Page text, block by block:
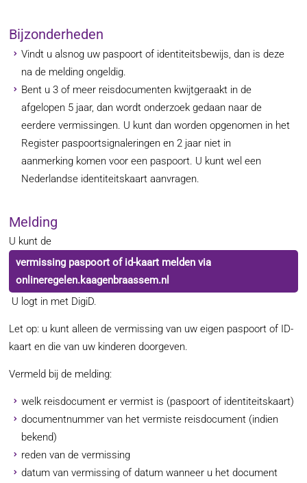
Bijzonderheden
Vindt u alsnog uw paspoort of identiteitsbewijs, dan is deze
na de melding ongeldig.
Bent u 3 of meer reisdocumenten kwijtgeraakt in de
afgelopen 5 jaar, dan wordt onderzoek gedaan naar de
eerdere vermissingen. U kunt dan worden opgenomen in het
Register paspoortsignaleringen en 2 jaar niet in
aanmerking komen voor een paspoort. U kunt wel een
Nederlandse identiteitskaart aanvragen.
Melding
U kunt de
vermissing paspoort of id-kaart melden via
onlineregelen.kaagenbraassem.nl
U logt in met DigiD.
Let op: u kunt alleen de vermissing van uw eigen paspoort of ID-
kaart en die van uw kinderen doorgeven.
Vermeld bij de melding:
welk reisdocument er vermist is (paspoort of identiteitskaart)
documentnummer van het vermiste reisdocument (indien
bekend)
reden van de vermissing
datum van vermissing of datum wanneer u het document